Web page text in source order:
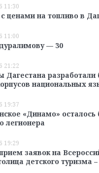
11:30
ценами на топливо в
11:00
— 30
21:22
разработали
национальных
19:37
«Динамо» осталось
легионера
19:29
заявок на
детского туризма –